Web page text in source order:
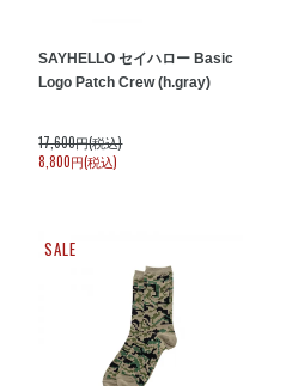
SAYHELLO セイハロー Basic
Logo Patch Crew (h.gray)
17,600円(税込)
8,800円(税込)
SALE